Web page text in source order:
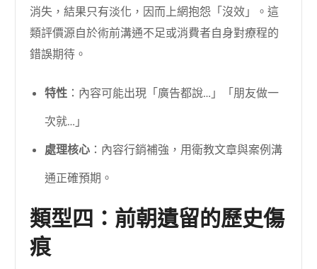
消失，結果只有淡化，因而上網抱怨「沒效」。這
類評價源自於術前溝通不足或消費者自身對療程的
錯誤期待。
特性 ：內容可能出現「廣告都說…」「朋友做一
次就…」
處理核心 ：內容行銷補強，用衛教文章與案例溝
通正確預期。
類型四：前朝遺留的歷史傷
痕